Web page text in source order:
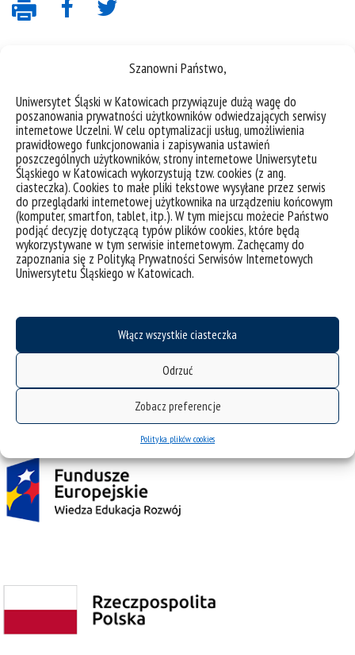
Szanowni Państwo,
Uniwersytet Śląski w Katowicach przywiązuje dużą wagę do
poszanowania prywatności użytkowników odwiedzających serwisy
internetowe Uczelni. W celu optymalizacji usług, umożliwienia
prawidłowego funkcjonowania i zapisywania ustawień
poszczególnych użytkowników, strony internetowe Uniwersytetu
Śląskiego w Katowicach wykorzystują tzw. cookies (z ang.
ciasteczka). Cookies to małe pliki tekstowe wysyłane przez serwis
do przeglądarki internetowej użytkownika na urządzeniu końcowym
(komputer, smartfon, tablet, itp.). W tym miejscu możecie Państwo
podjąć decyzję dotyczącą typów plików cookies, które będą
wykorzystywane w tym serwisie internetowym. Zachęcamy do
zapoznania się z Polityką Prywatności Serwisów Internetowych
Uniwersytetu Śląskiego w Katowicach.
Włącz wszystkie ciasteczka
Odrzuć
Zobacz preferencje
Polityka plików cookies
deklaracja dostępności
mapa strony
Uniwersytet Śląski w Katowicach
ul. Bankowa 12, 40-007 Katowice
tel. +48 32 359 22 22
e-mail: info@us.edu.pl
Projekt Zintegrowany Program Rozwoju Uniwersytetu Śląskiego w Katowicach
współfinansowany przez Unię Europejską z Europejskiego Funduszu Społecznego w
ramach Programu Operacyjnego Wiedza Edukacja Rozwój na lata 2014˗2020.